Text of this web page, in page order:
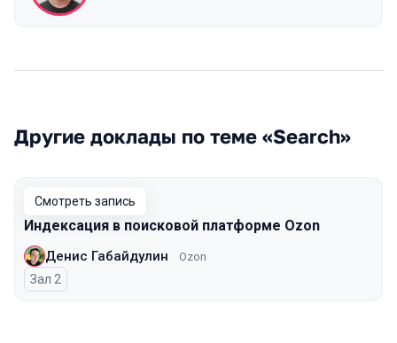
Другие доклады по теме «Search»
Смотреть запись
Индексация в поисковой платформе Ozon
Денис Габайдулин Ozon
Зал 2